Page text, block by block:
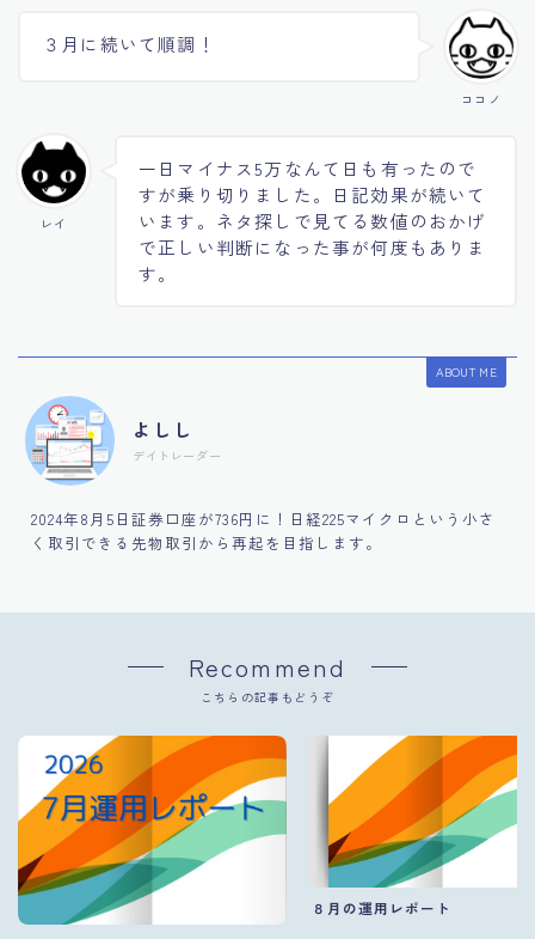
ココノ
３月に続いて順調！
レイ
一日マイナス5万なんて日も有ったので
すが乗り切りました。日記効果が続いて
います。ネタ探しで見てる数値のおかげ
で正しい判断になった事が何度もありま
す。
ABOUT ME
よしし
デイトレーダー
2024年8月5日証券口座が736円に！日経225マイクロという小さ
く取引できる先物取引から再起を目指します。
Recommend
こちらの記事もどうぞ
８月の運用レポート